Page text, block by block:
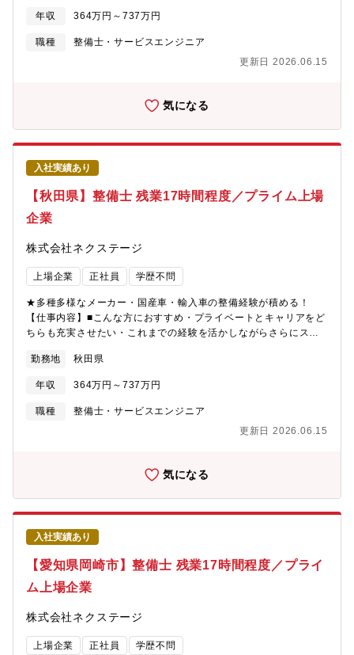
す。勤務場所については面接での相談になり、基本的には希望を
考慮いたします。■業務内容詳細同社整備士として、点検業務・整
備業務・各種用品取り付けを中心にお任せします。具体的には業
はほとんど外注しているため、体への負担も少なめ■当ポジション
以内。完全予約制であるため業務負担がかかりづらいです。【多
種多様な車種でスキルアップ】様々な車種に触って頂く機会があ
ることと、整備業務全般だけでなくお客様へのご説明もして頂く
ことで、ご自身のスキルも高めることが可能【キャリアアップの
チャンスがある】現在、複数店舗展開を行っている同社。その
為、早い段階でキャリアアップができる状態です。若くしてリー
ダーになれるのも夢ではありません。新規店舗が増えているため
新店舗のリーダーをすることもできます。最短1～3年で工場長へ
の昇格の可能性あり。■同社の魅力【圧倒的な成長スピード】当社
倍。そして現在も成長を続けています。顧客満足度だけでなく、
従業員満足度でもNo.1を目指し「みんなに愛されるクルマ屋さ
ん」を実現します。
年収 364万円～737万円
職種
整備士・サービスエンジニア
更新日 2026.06.15
気になる
入社実績あり
【秋田県】整備士 残業17時間程度／プライム上場
企業
株式会社ネクステージ
上場企業 正社員 学歴不問
★多種多様なメーカー・国産車・輸入車の整備経験が積める！
【仕事内容】■こんな方におすすめ・プライベートとキャリアをど
ちらも充実させたい・これまでの経験を活かしながらさらにスキ
納車前点検、定期点検を中心とした整備業務全般をお任せしま
す。勤務場所については面接での相談になり、基本的には希望を
考慮いたします。■業務内容詳細同社整備士として、点検業務・整
備業務・各種用品取り付けを中心にお任せします。具体的には業
はほとんど外注しているため、体への負担も少なめ■当ポジション
以内。完全予約制であるため業務負担がかかりづらいです。【多
種多様な車種でスキルアップ】様々な車種に触って頂く機会があ
ることと、整備業務全般だけでなくお客様へのご説明もして頂く
ことで、ご自身のスキルも高めることが可能【キャリアアップの
チャンスがある】現在、複数店舗展開を行っている同社。その
為、早い段階でキャリアアップができる状態です。若くしてリー
ダーになれるのも夢ではありません。新規店舗が増えているため
新店舗のリーダーをすることもできます。最短1～3年で工場長へ
の昇格の可能性あり。■同社の魅力【圧倒的な成長スピード】当社
倍。そして現在も成長を続けています。顧客満足度だけでなく、
従業員満足度でもNo.1を目指し「みんなに愛されるクルマ屋さ
ん」を実現します。
勤務地 秋田県
年収 364万円～737万円
職種
整備士・サービスエンジニア
更新日 2026.06.15
気になる
入社実績あり
【愛知県岡崎市】整備士 残業17時間程度／プライ
ム上場企業
株式会社ネクステージ
上場企業 正社員 学歴不問